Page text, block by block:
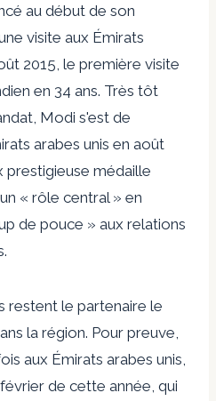
au début de son
visite aux Émirats
2015, le première visite
en 34 ans. Très tôt
Modi s'est de
arabes unis en août
prestigieuse médaille
« rôle central » en
de pouce » aux relations
restent le partenaire le
la région. Pour preuve,
aux Émirats arabes unis,
de cette année, qui